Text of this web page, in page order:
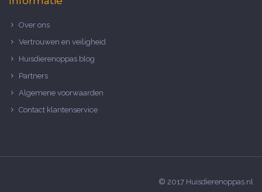
Over ons
Vertrouwen en veiligheid
Huisdierenoppas blog
Partners
Algemene voorwaarden
Contact klantenservice
© 2017 Huisdierenoppas.nl